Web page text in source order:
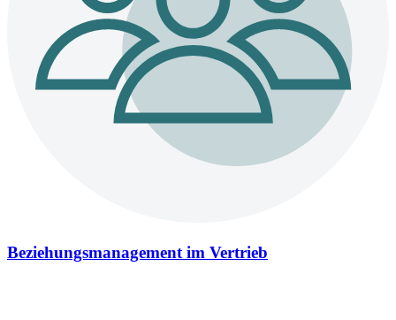
Beziehungsmanagement im Vertrieb